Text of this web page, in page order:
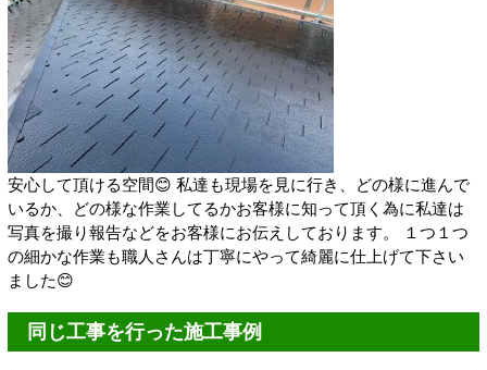
安心して頂ける空間😊 私達も現場を見に行き、どの様に進んで
いるか、どの様な作業してるかお客様に知って頂く為に私達は
写真を撮り報告などをお客様にお伝えしております。 １つ１つ
の細かな作業も職人さんは丁寧にやって綺麗に仕上げて下さい
ました😊
同じ工事を行った施工事例